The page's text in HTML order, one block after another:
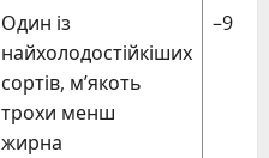
Один із
найхолодостійкіших
сортів, м’якоть
трохи менш
жирна
–9